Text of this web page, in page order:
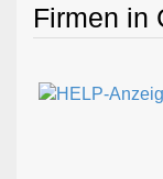
Firmen in